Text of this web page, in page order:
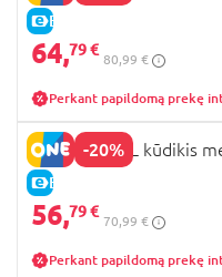
E-KAINA
64,79 €
80,99 €
Perkant papildomą prekę
-20%
E-KAINA
NINES D'ONIL kūdikis
56,79 €
70,99 €
Perkant papildomą prekę